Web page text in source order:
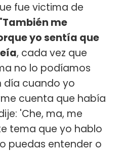
fue victima de
También me
yo sentía que
, cada vez que
no lo podíamos
día cuando yo
cuenta que había
'Che, ma, me
tema que yo hablo
puedas entender o